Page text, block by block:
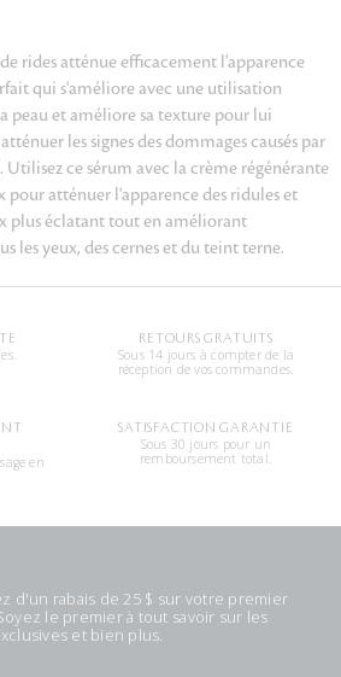
rides atténue efficacement l'apparence
qui s'améliore avec une utilisation
peau et améliore sa texture pour lui
les signes des dommages causés par
Utilisez ce sérum avec la crème régénérante
pour atténuer l'apparence des ridules et
plus éclatant tout en améliorant
les yeux, des cernes et du teint terne.
RETOURS GRATUITS
Sous 14 jours à compter de la
réception de vos commandes.
en
SATISFACTION GARANTIE
Sous 30 jours pour un
remboursement total.
d'un rabais de 25 $ sur votre premier
le premier à tout savoir sur les
et bien plus.